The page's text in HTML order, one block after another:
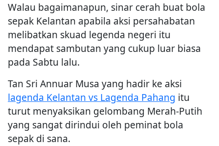
Walau bagaimanapun, sinar cerah buat bola
sepak Kelantan apabila aksi persahabatan
melibatkan skuad legenda negeri itu
mendapat sambutan yang cukup luar biasa
pada Sabtu lalu.
Tan Sri Annuar Musa yang hadir ke aksi
lagenda Kelantan vs Lagenda Pahang itu
turut menyaksikan gelombang Merah-Putih
yang sangat dirindui oleh peminat bola
sepak di sana.